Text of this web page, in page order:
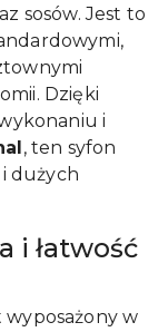
sosów. Jest to
Dzięki
i
, ten syfon
i dużych
i łatwość
wyposażony w